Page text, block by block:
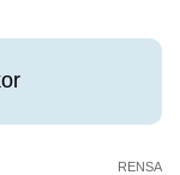
RENSA